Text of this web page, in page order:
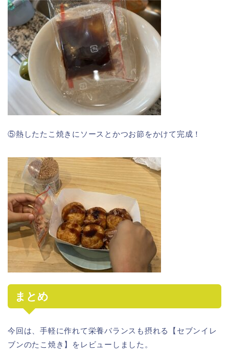
⑤熱したたこ焼きにソースとかつお節をかけて完成！
まとめ
今回は、手軽に作れて栄養バランスも摂れる【セブンイレ
ブンのたこ焼き】をレビューしました。